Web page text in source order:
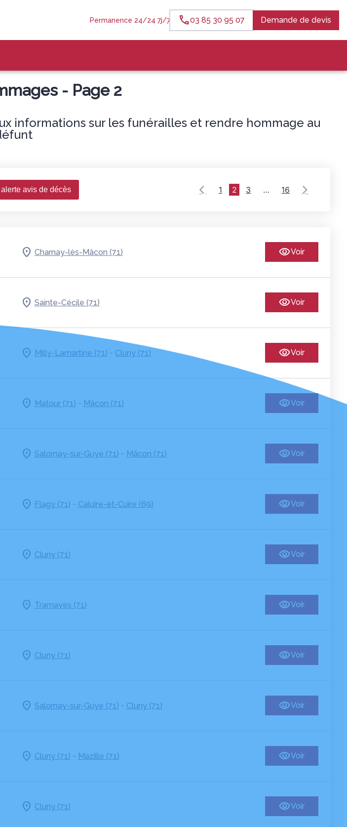
Permanence 24/24 7j/7 03 85 30 95 07 Demande de devis
- Page 2
informations sur les funérailles et rendre hommage au
avis de décès 1 2 3 … 16
Charnay-lès-Mâcon (71) Voir
Sainte-Cécile (71) Voir
Milly-Lamartine (71) - Cluny (71) Voir
Matour (71) - Mâcon (71) Voir
Salornay-sur-Guye (71) - Mâcon (71) Voir
Flagy (71) - Caluire-et-Cuire (69) Voir
Cluny (71) Voir
Tramayes (71) Voir
Cluny (71) Voir
Salornay-sur-Guye (71) - Cluny (71) Voir
Cluny (71) - Mazille (71) Voir
Cluny (71) Voir